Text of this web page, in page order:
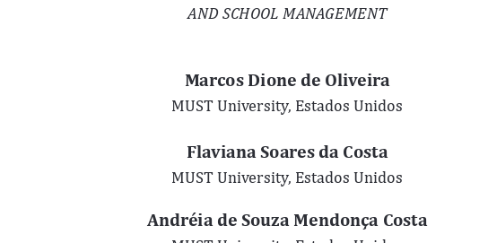
AND SCHOOL MANAGEMENT
Marcos Dione de Oliveira
MUST University, Estados Unidos
Flaviana Soares da Costa
MUST University, Estados Unidos
Andréia de Souza Mendonça Costa